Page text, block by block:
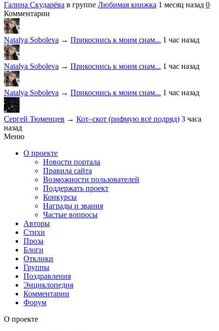
Галина Скударёва в группе Любимая книжка 1 месяц назад 0
Комментарии
Natalya Soboleva → Прикоснись к моим снам... 1 час назад
Natalya Soboleva → Прикоснись к моим снам... 1 час назад
Natalya Soboleva → Прикоснись к моим снам... 1 час назад
Сергей Тюменцев → Кот–скот (рифмую всё подряд) 3 часа
назад
Меню
О проекте
Новости портала
Правила сайта
Возможности пользователей
Поддержать проект
Конкурсы
Награды и звания
Частые вопросы
Авторы
Стихи
Проза
Блоги
Отклики
Группы
Поздравления
Энциклопедия
Комментарии
Форум
О проекте